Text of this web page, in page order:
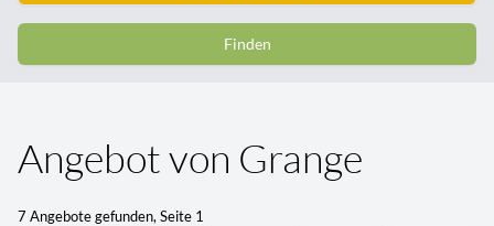
Finden
Angebot von Grange
7 Angebote gefunden, Seite 1